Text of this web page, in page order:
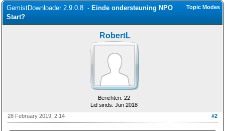
GemistDownloader*
Forum
Topic Modes
GemistDownloader 2.9.0.8 - Einde ondersteuning NPO
Start?
RobertL
Berichten: 22
Lid sinds: Jun 2018
#2
28 February 2019, 2:14